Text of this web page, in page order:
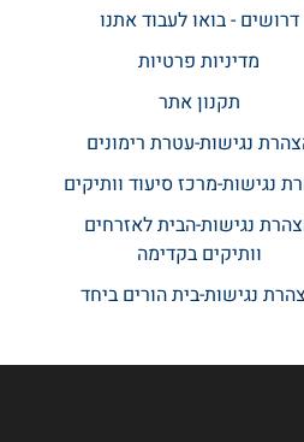
דרושים - בואו לעבוד אתנו
מדיניות פרטיות
תקנון אתר​
נגישות-עטרת רימונים
נגישות-מרכז סיעוד וותיקים
נגישות-הבית לאזרחים
וותיקים בקדימה
נגישות-בית הורים ביחד